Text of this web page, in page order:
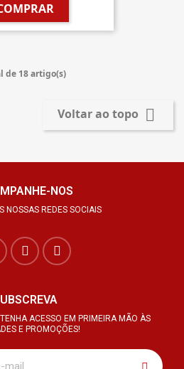
de 18 artigo(s)
Voltar ao topo 
NOS
NOSSAS REDES SOCIAIS
ACESSO EM PRIMEIRA MÃO ÀS
E PROMOÇÕES!